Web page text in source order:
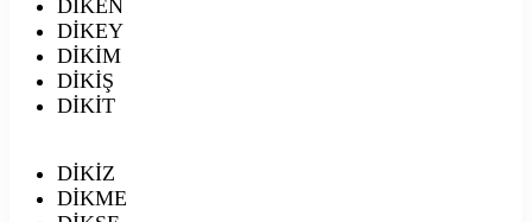
DİKEN
DİKEY
DİKİM
DİKİŞ
DİKİT
DİKİZ
DİKME